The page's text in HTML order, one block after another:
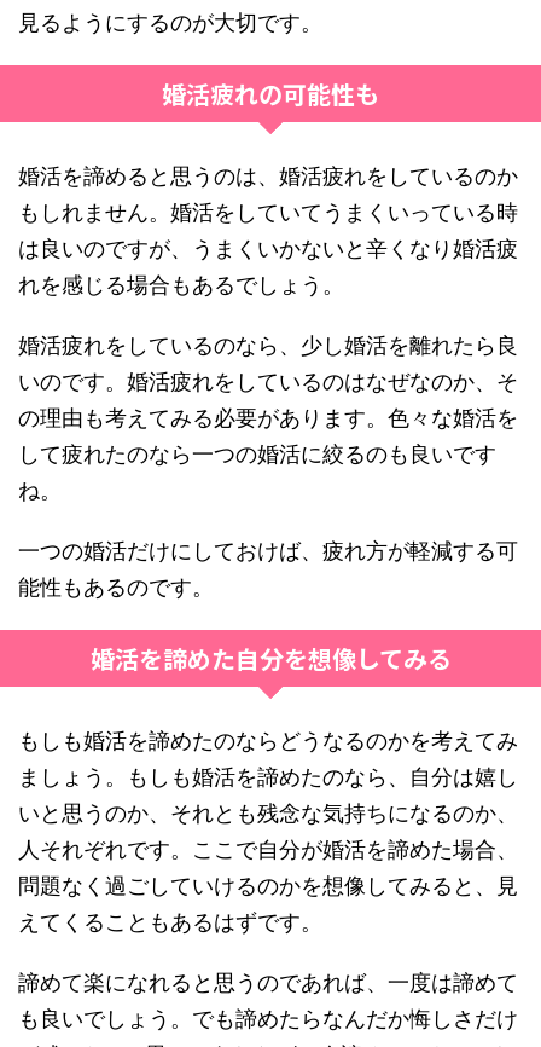
見るようにするのが大切です。
婚活疲れの可能性も
婚活を諦めると思うのは、婚活疲れをしているのか
もしれません。婚活をしていてうまくいっている時
は良いのですが、うまくいかないと辛くなり婚活疲
れを感じる場合もあるでしょう。
婚活疲れをしているのなら、少し婚活を離れたら良
いのです。婚活疲れをしているのはなぜなのか、そ
の理由も考えてみる必要があります。色々な婚活を
して疲れたのなら一つの婚活に絞るのも良いです
ね。
一つの婚活だけにしておけば、疲れ方が軽減する可
能性もあるのです。
婚活を諦めた自分を想像してみる
もしも婚活を諦めたのならどうなるのかを考えてみ
ましょう。もしも婚活を諦めたのなら、自分は嬉し
いと思うのか、それとも残念な気持ちになるのか、
人それぞれです。ここで自分が婚活を諦めた場合、
問題なく過ごしていけるのかを想像してみると、見
えてくることもあるはずです。
諦めて楽になれると思うのであれば、一度は諦めて
も良いでしょう。でも諦めたらなんだか悔しさだけ